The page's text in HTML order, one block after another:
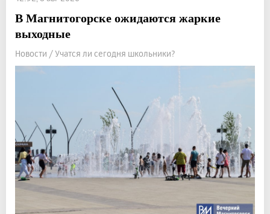
В Магнитогорске ожидаются жаркие
выходные
Новости / Учатся ли сегодня школьники?